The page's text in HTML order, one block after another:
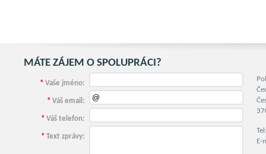
MÁTE ZÁJEM O SPOLUPRÁCI?
* Vaše jméno:
* Váš email:
* Váš telefon:
* Text zprávy:
E-